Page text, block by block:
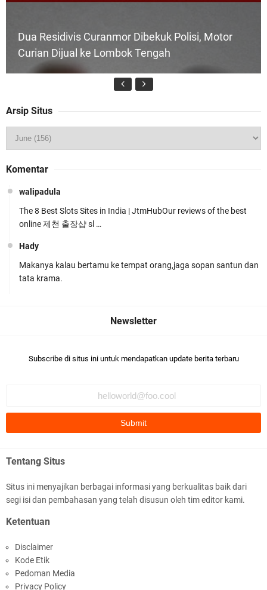
Dua Residivis Curanmor Dibekuk Polisi, Motor
Curian Dijual ke Lombok Tengah
Curanmor Bersana BB
Polsek Gunungsari Kawal keamanan Acara
Samapta Polresta Mataram Patroli di Wilayah
Ampenan
Arsip Situs
Komentar
walipadula
The 8 Best Slots Sites in India | JtmHubOur reviews of the best
online 제천 출장샵 sl …
Hady
Makanya kalau bertamu ke tempat orang,jaga sopan santun dan
tata krama.
Subscribe di situs ini untuk mendapatkan update berita terbaru
Tentang Situs
Situs ini menyajikan berbagai informasi yang berkualitas baik dari
segi isi dan pembahasan yang telah disusun oleh tim editor kami.
Ketentuan
Disclaimer
Kode Etik
Pedoman Media
Privacy Policy